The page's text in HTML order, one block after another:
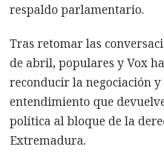
respaldo parlamentario.
Tras retomar las
de abril, populares y Vox
reconducir la negociación
entendimiento que
política al bloque de la
Extremadura.